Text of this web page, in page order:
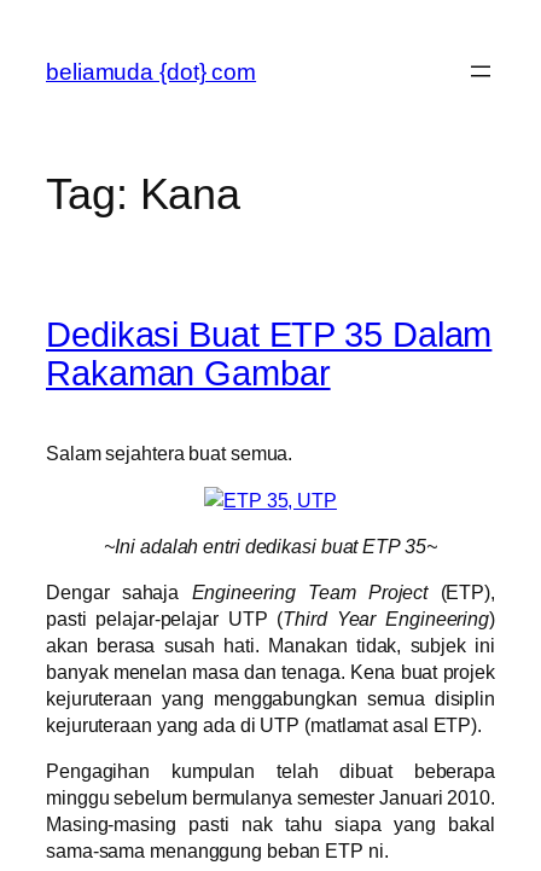
content
beliamuda {dot} com
Tag: Kana
Dedikasi Buat ETP 35 Dalam
Rakaman Gambar
Salam sejahtera buat semua.
~Ini adalah entri dedikasi buat ETP 35~
Dengar sahaja Engineering Team Project(ETP),
pasti pelajar-pelajar UTP (Third Year Engineering)
akan berasa susah hati. Manakan tidak, subjek ini
banyak menelan masa dan tenaga. Kena buat projek
kejuruteraan yang menggabungkan semua disiplin
kejuruteraan yang ada di UTP (matlamat asal ETP).
Pengagihan kumpulan telah dibuat beberapa
minggu sebelum bermulanya semester Januari 2010.
Masing-masing pasti nak tahu siapa yang bakal
sama-sama menanggung beban ETP ni.